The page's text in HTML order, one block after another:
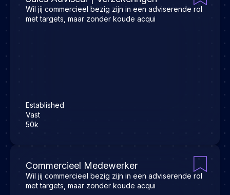
Wil jij commercieel bezig zijn in een adviserende rol
met targets, maar zonder koude acqui
Established
Vast
50k
Commercieel Medewerker
Wil jij commercieel bezig zijn in een adviserende rol
met targets, maar zonder koude acqui